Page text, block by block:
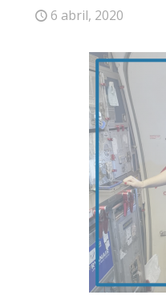
6 abril, 2020